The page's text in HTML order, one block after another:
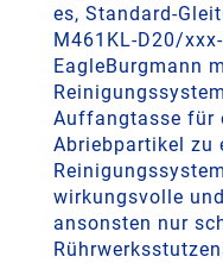
es, Standard-
M461KL-D20/
EagleBurgmann
Auffangtasse für
Abriebpartikel zu
wirkungsvolle
ansonsten nur